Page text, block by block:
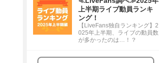
上半期ライブ動員ランキ
ング！
【LiveFans独自ランキング】2
025年上半期、ライブの動員数
が多かったのは…！？